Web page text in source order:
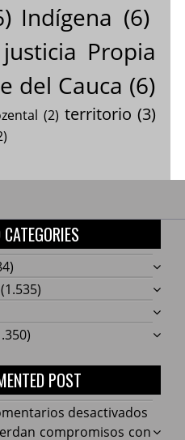
Indígena (6)
justicia Propia
del Cauca (6)
(2) territorio (3)
(1.535)
POST
desactivados
compromisos con